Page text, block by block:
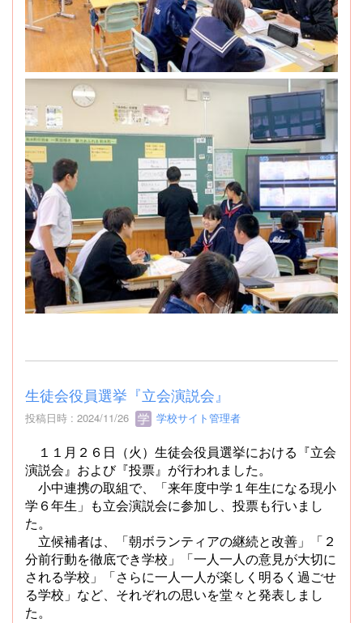
生徒会役員選挙『立会演説会』
投稿日時 : 2024/11/26 学校サイト管理者
１１月２６日（火）生徒会役員選挙における『立会
演説会』および『投票』が行われました。
小中連携の取組で、「来年度中学１年生になる現小
学６年生」も立会演説会に参加し、投票も行いまし
た。
立候補者は、
「朝ボランティアの継続と改善」「２
分前行動を徹底でき学校」「一人一人の意見が大切に
される学校」「さらに一人一人が楽しく明るく過ごせ
る学校」など、それぞれの思いを堂々と発表しまし
た。